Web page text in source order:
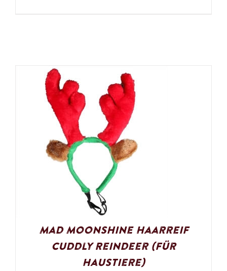
Mad Moonshine Haarreif
Cuddly Reindeer (für
Haustiere)